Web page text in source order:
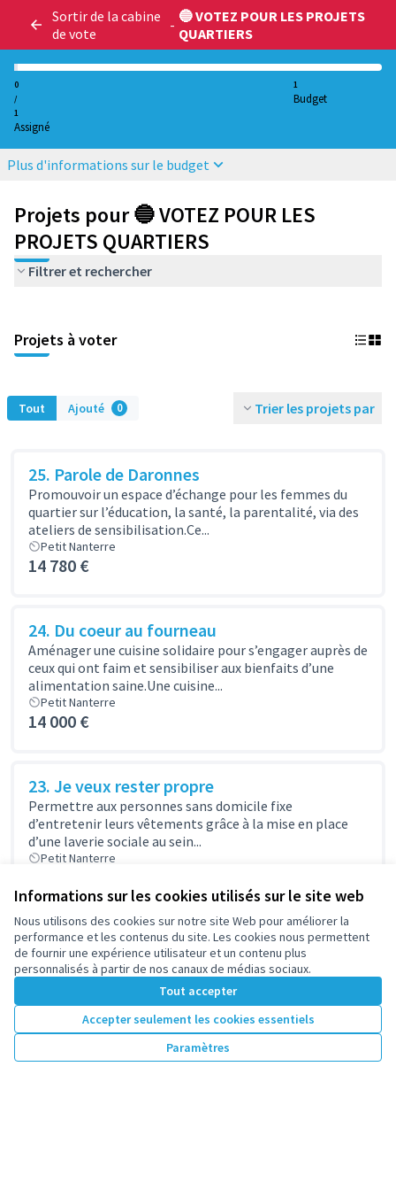
Informations sur les cookies utilisés sur le site web
Nous utilisons des cookies sur notre site Web pour améliorer la
performance et les contenus du site. Les cookies nous permettent
de fournir une expérience utilisateur et un contenu plus
personnalisés à partir de nos canaux de médias sociaux.
Tout accepter
Accepter seulement les cookies essentiels
Paramètres
Sortir de la cabine
de vote
- 🔵 VOTEZ POUR LES PROJETS
QUARTIERS
0
/
1
Assigné
1
Budget
Plus d'informations sur le budget
Projets pour 🔵 VOTEZ POUR LES
PROJETS QUARTIERS
Filtrer et rechercher
Projets à voter
Tout Ajouté 0 Trier les projets par
25. Parole de Daronnes
Promouvoir un espace d’échange pour les femmes du
quartier sur l’éducation, la santé, la parentalité, via des
ateliers de sensibilisation.Ce...
Petit Nanterre
14 780 €
24. Du coeur au fourneau
Aménager une cuisine solidaire pour s’engager auprès de
ceux qui ont faim et sensibiliser aux bienfaits d’une
alimentation saine.Une cuisine...
Petit Nanterre
14 000 €
23. Je veux rester propre
Permettre aux personnes sans domicile fixe
d’entretenir leurs vêtements grâce à la mise en place
d’une laverie sociale au sein...
Petit Nanterre
26. Tournoi de foot du Petit Nanterre !
Ce projet vise à organiser un tournoi de foot en
hommage aux personnes disparues.Ce projet porté par
Petit Nanterre
3 000 €